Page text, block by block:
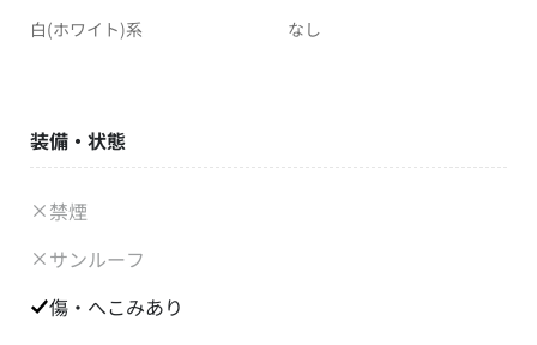
白(ホワイト)系 なし
装備・状態
禁煙
サンルーフ
傷・へこみあり